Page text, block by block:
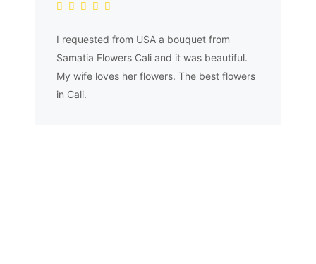
I requested from USA a bouquet from
Samatia Flowers Cali and it was beautiful.
My wife loves her flowers. The best flowers
in Cali.